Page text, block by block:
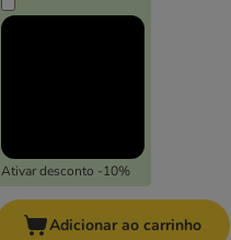
Ativar desconto -10%
Adicionar ao carrinho